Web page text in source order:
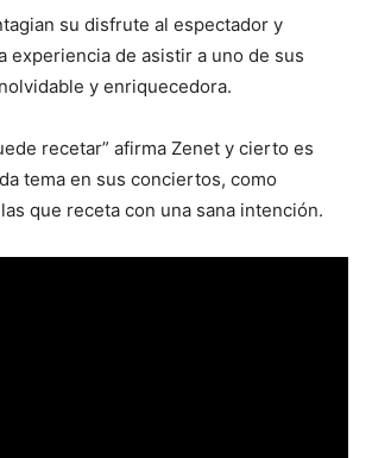
su disfrute al espectador y
experiencia de asistir a uno de sus
y enriquecedora.
recetar” afirma Zenet y cierto es
tema en sus conciertos, como
que receta con una sana intención.